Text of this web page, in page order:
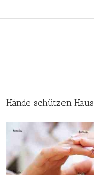
Hände schützen Haus